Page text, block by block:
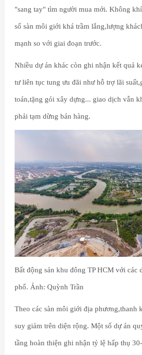
"sang tay" tìm người mua mới. Không
số sàn môi giới khá trầm lắng,lượng
mạnh so với giai đoạn trước.
Nhiều dự án khác còn ghi nhận kết quả
tư liên tục tung ưu đãi như hỗ trợ lãi
toán,tặng gói xây dựng... giao dịch vẫn
phải tạm dừng bán hàng.
Bất động sản khu đông TP HCM với các
phố. Ảnh: Quỳnh Trần
Theo các sàn môi giới địa phương,thanh
suy giảm trên diện rộng. Một số dự án
tầng hoàn thiện ghi nhận tỷ lệ hấp thụ